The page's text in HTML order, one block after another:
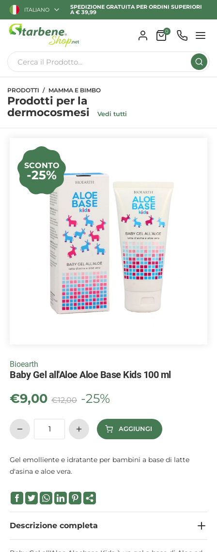
ITALIANO SPEDIZIONE GRATUITA PER ORDINI SUPERIORI
A € 39,99
0
PRODOTTI MAMMA E BIMBO
Prodotti per la
dermocosmesi
Vedi tutti
SCONTO
-25%
Bioearth
Baby Gel all'Aloe Aloe Base Kids 100 ml
€9,00 €12,00 -25%
AGGIUNGI
Gel emolliente e idratante per bambini a base di latte
d'asina e aloe vera.
Descrizione completa